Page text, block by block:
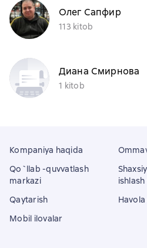
Олег Сапфир
113 kitob
Диана Смирнова
1 kitob
Kompaniya haqida
Qo`llab -quvvatlash
markazi
Qaytarish
Mobil ilovalar